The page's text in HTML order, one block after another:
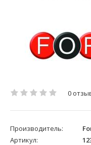
0
Производитель:
Артикул: